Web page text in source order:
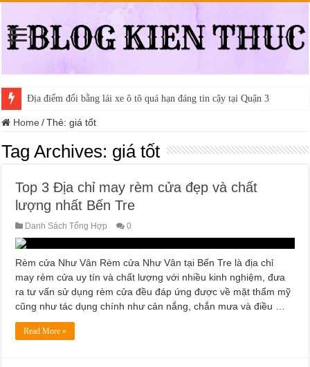
Địa điểm đổi bằng lái xe ô tô quá hạn đáng tin cậy tại Quận 3
Home / Thẻ:giá tốt
Tag Archives: giá tốt
Top 3 Địa chỉ may rèm cửa đẹp và chất
lượng nhất Bến Tre
Danh Sách Tổng Hợp 0
Rèm cửa Như Vân Rèm cửa Như Vân tại Bến Tre là địa chỉ
may rèm cửa uy tín và chất lượng với nhiều kinh nghiệm, đưa
ra tư vấn sử dụng rèm cửa đều đáp ứng được về mặt thẩm mỹ
cũng như tác dụng chính như cản nắng, chắn mưa và điều …
Read More »